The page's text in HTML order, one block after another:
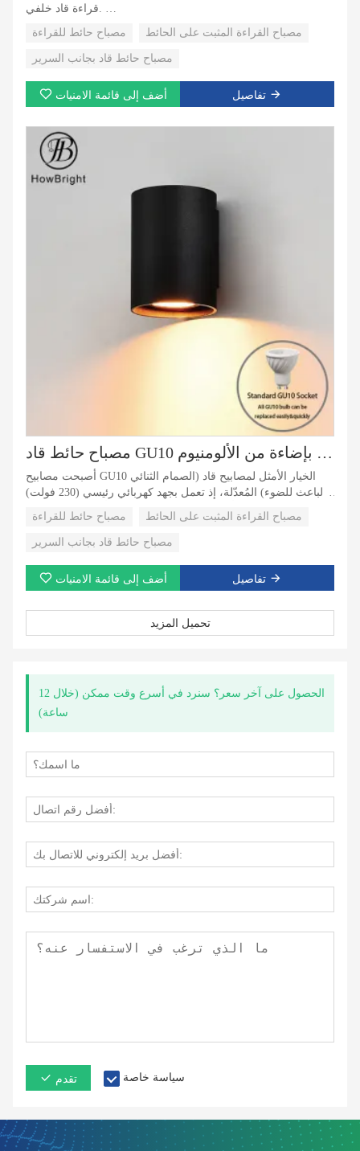
* مع ضوء قاد على شكل عنق الإوزة، تعد الزاوية القابلة للتعديل
مريحة وعملية.
مصباح حائط للقراءة مصباح القراءة المثبت على الحائط
مصباح حائط قاد بجانب السرير
أضف إلى قائمة الامنيات تفاصيل
مصباح حائط قاد GU10 مزود بإضاءة من الألومنيوم
أصبحت مصابيح GU10 الخيار الأمثل لمصابيح قاد (الصمام الثنائي
الباعث للضوء) المُعدّلة، إذ تعمل بجهد كهربائي رئيسي (230 فولت)
مصباح حائط للقراءة مصباح القراءة المثبت على الحائط
مصباح حائط قاد بجانب السرير
أضف إلى قائمة الامنيات تفاصيل
تحميل المزيد
الحصول على آخر سعر؟ سنرد في أسرع وقت ممكن (خلال 12
ساعة)
تقدم سياسة خاصة